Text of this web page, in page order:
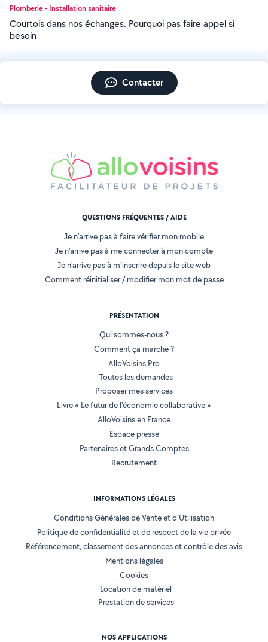
Plomberie - Installation sanitaire
Courtois dans nos échanges. Pourquoi pas faire appel si
besoin
Contacter
QUESTIONS FRÉQUENTES / AIDE
Je n'arrive pas à faire vérifier mon mobile
Je n'arrive pas à me connecter à mon compte
Je n'arrive pas à m'inscrire depuis le site web
Comment réinitialiser / modifier mon mot de passe
PRÉSENTATION
Qui sommes-nous ?
Comment ça marche ?
AlloVoisins Pro
Toutes les demandes
Proposer mes services
Livre « Le futur de l'économie collaborative »
AlloVoisins en France
Espace presse
Partenaires et Grands Comptes
Recrutement
INFORMATIONS LÉGALES
Conditions Générales de Vente et d'Utilisation
Politique de confidentialité et de respect de la vie privée
Référencement, classement des annonces et contrôle des avis
Mentions légales
Cookies
Location de matériel
Prestation de services
NOS APPLICATIONS